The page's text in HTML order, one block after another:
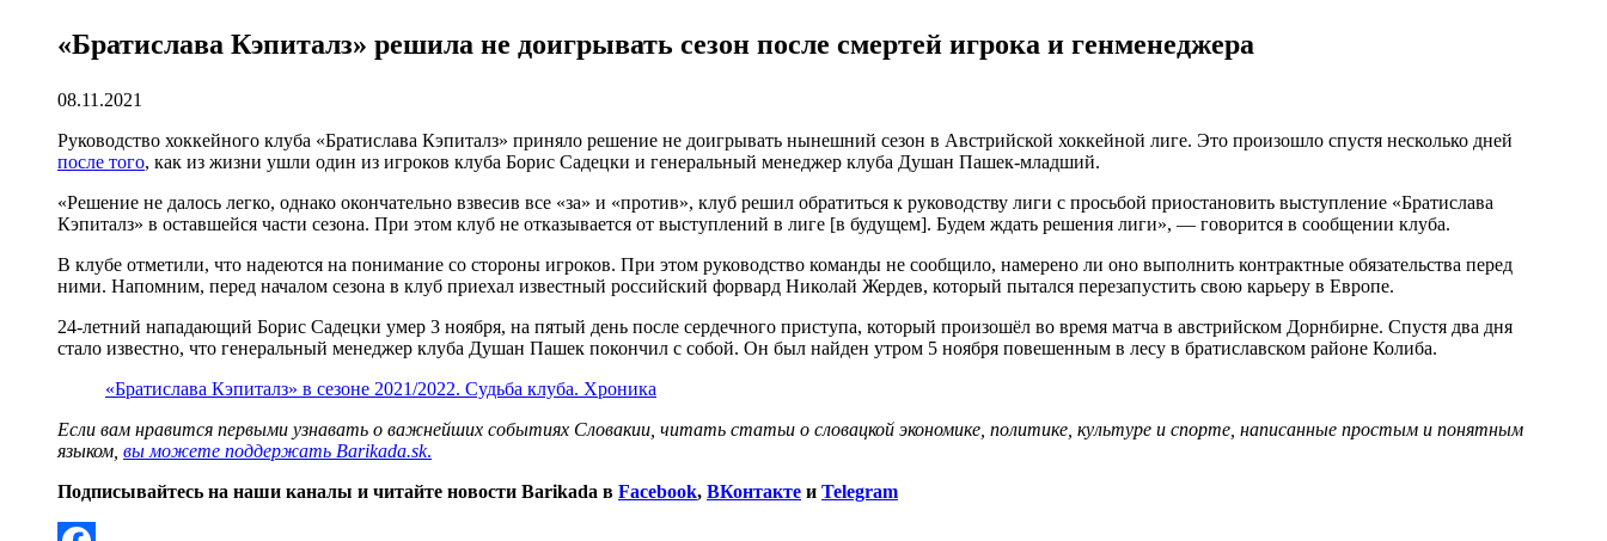
«Братислава Кэпиталз» решила не доигрывать сезон после смертей игрока и генменеджера
08.11.2021
Руководство хоккейного клуба «Братислава Кэпиталз» приняло решение не доигрывать нынешний сезон в Австрийской хоккейной лиге. Это произошло спустя несколько дней
после того, как из жизни ушли один из игроков клуба Борис Садецки и генеральный менеджер клуба Душан Пашек-младший.
«Решение не далось легко, однако окончательно взвесив все «за» и «против», клуб решил обратиться к руководству лиги с просьбой приостановить выступление «Братислава
Кэпиталз» в оставшейся части сезона. При этом клуб не отказывается от выступлений в лиге [в будущем]. Будем ждать решения лиги», — говорится в сообщении клуба.
В клубе отметили, что надеются на понимание со стороны игроков. При этом руководство команды не сообщило, намерено ли оно выполнить контрактные обязательства перед
ними. Напомним, перед началом сезона в клуб приехал известный российский форвард Николай Жердев, который пытался перезапустить свою карьеру в Европе.
24-летний нападающий Борис Садецки умер 3 ноября, на пятый день после сердечного приступа, который произошёл во время матча в австрийском Дорнбирне. Спустя два дня
стало известно, что генеральный менеджер клуба Душан Пашек покончил с собой. Он был найден утром 5 ноября повешенным в лесу в братиславском районе Колиба.
«Братислава Кэпиталз» в сезоне 2021/2022. Судьба клуба. Хроника
Если вам нравится первыми узнавать о важнейших событиях Словакии, читать статьи о словацкой экономике, политике, культуре и спорте, написанные простым и понятным
языком, вы можете поддержать Barikada.sk.
Подписывайтесь на наши каналы и читайте новости Barikada в Facebook, ВКонтакте и Telegram